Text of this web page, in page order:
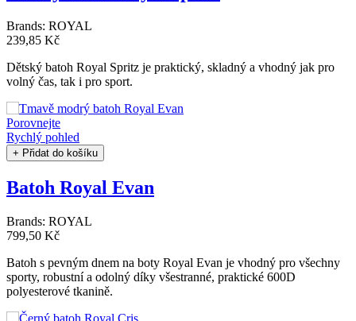
Brands: ROYAL
239,85 Kč
Dětský batoh Royal Spritz je praktický, skladný a vhodný jak pro
volný čas, tak i pro sport.
Porovnejte
Rychlý pohled
+ Přidat do košíku
Batoh Royal Evan
Brands: ROYAL
799,50 Kč
Batoh s pevným dnem na boty Royal Evan je vhodný pro všechny
sporty, robustní a odolný díky všestranné, praktické 600D
polyesterové tkanině.